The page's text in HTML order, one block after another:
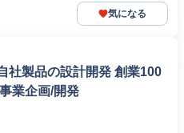
気になる
社製品の設計開発 創業100
業企画/開発